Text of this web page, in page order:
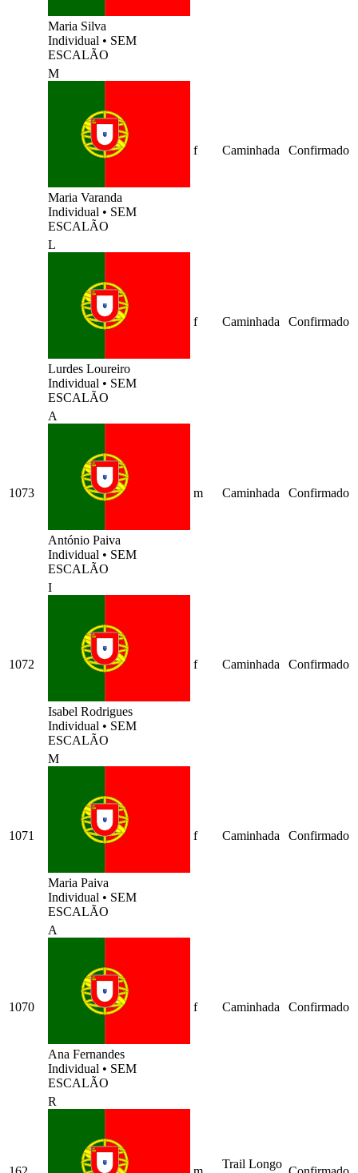
Maria Silva
Individual • SEM
ESCALÃO
M
Maria Varanda
Individual • SEM
ESCALÃO
f Caminhada Confirmado
L
Lurdes Loureiro
Individual • SEM
ESCALÃO
f Caminhada Confirmado
1073
A
António Paiva
Individual • SEM
ESCALÃO
m Caminhada Confirmado
1072
I
Isabel Rodrigues
Individual • SEM
ESCALÃO
f Caminhada Confirmado
1071
M
Maria Paiva
Individual • SEM
ESCALÃO
f Caminhada Confirmado
1070
A
Ana Fernandes
Individual • SEM
ESCALÃO
f Caminhada Confirmado
R
Trail Longo